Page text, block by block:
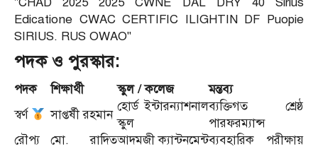
পদক ও পুরস্কার:
পদক শিক্ষার্থী স্কুল / কলেজ
মন্তব্য
স্বর্ণ
সাপ্তর্ষী রহমান
হোর্ড ইন্টারন্যাশনাল
স্কুল
ব্যক্তিগত শ্রেষ্ঠ
পারফরম্যান্স
রৌপ্য
মো. রাদিতআদমজী ক্যান্টনমেন্টব্যবহারিক পরীক্ষায়